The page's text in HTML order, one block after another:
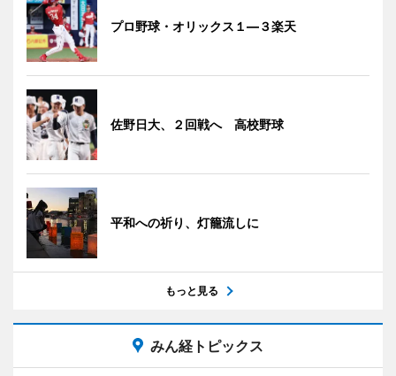
プロ野球・オリックス１―３楽天
佐野日大、２回戦へ 高校野球
平和への祈り、灯籠流しに
もっと見る
みん経トピックス